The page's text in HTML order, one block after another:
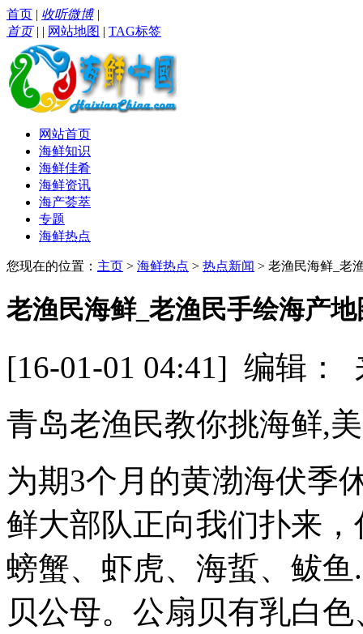
首页 | 收听微博|
首页| | 网站地图 | TAG标签
网站首页
海鲜知识
海鲜佳肴
海鲜资讯
海产荟萃
专题
海鲜热点
您现在的位置： 主页 > 海鲜热点 > 热点新闻 > 老渔民海鲜_老
老渔民海鲜_老渔民手绘海产
[16-01-01 04:41] 编辑
青岛老渔民教你挑海鲜,
为期3个月的黄渤海伏季
鲜大部队正向我们扑来
螃蟹、虾虎、海蜇、鲅
贝公母。公扇贝有乳白